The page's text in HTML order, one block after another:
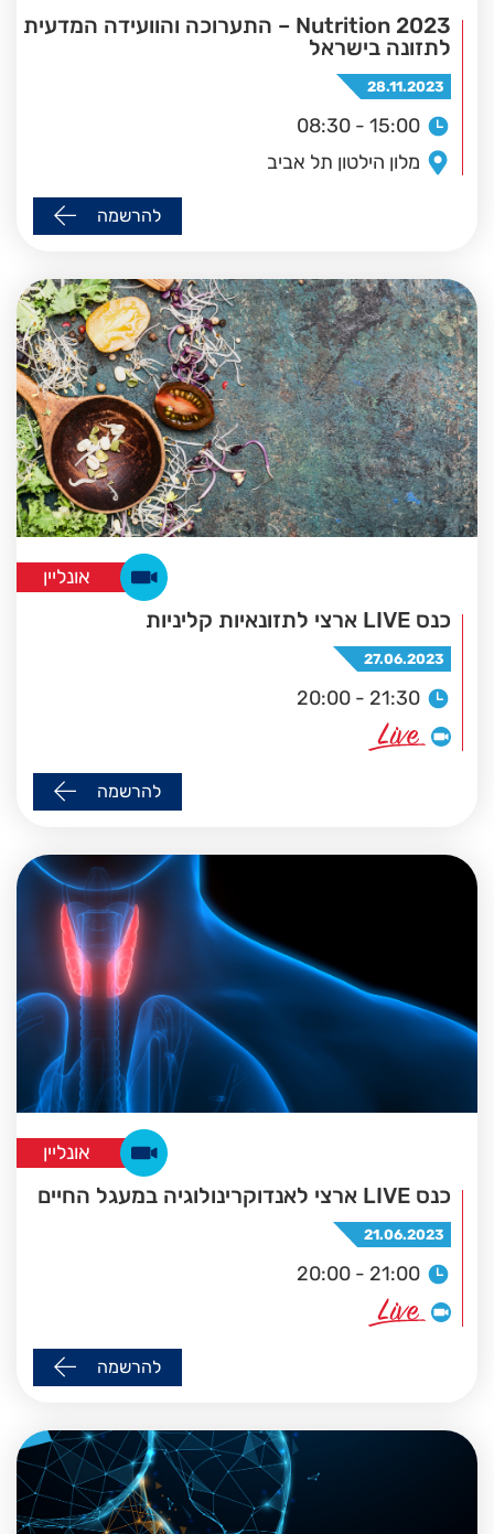
Nutrition 2023 – התערוכה והוועידה המדעית
לתזונה בישראל
28.11.2023
08:30 - 15:00
מלון הילטון תל אביב
להרשמה
אונליין
כנס LIVE ארצי לתזונאיות קליניות
27.06.2023
20:00 - 21:30
להרשמה
אונליין
כנס LIVE ארצי לאנדוקרינולוגיה במעגל החיים
21.06.2023
20:00 - 21:00
להרשמה